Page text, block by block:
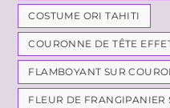
COSTUME ORI TAHITI
COURONNE DE TÊTE
FLAMBOYANT SUR
FLEUR DE FRANGIPANIER